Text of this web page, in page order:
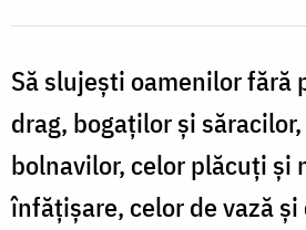
să-
l
dăm
fără
Să slujești oamenilor fără
drag, bogaților și
bolnavilor, celor plăcuți și
înfățișare, celor de vază